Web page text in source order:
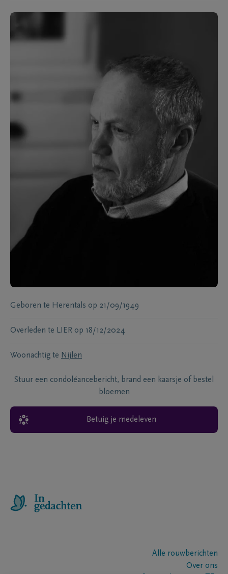
Geboren te Herentals op 21/09/1949
Overleden te LIER op 18/12/2024
Woonachtig te Nijlen
Stuur een condoléancebericht, brand een kaarsje of bestel
bloemen
Betuig je medeleven
Alle rouwberichten
Over ons